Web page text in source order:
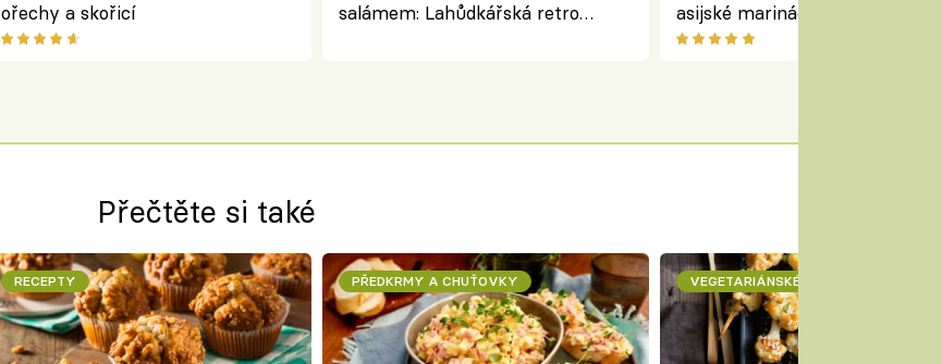
ořechy a skořicí
salámem: Lahůdkářská retro
asijské marinádě –
chuťovka z grilu
Přečtěte si také
RECEPTY PŘEDKRMY A CHUŤOVKY VEGETARIÁNSKÉ